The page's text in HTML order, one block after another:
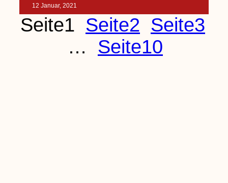
12 Januar, 2021
Seite1 Seite2 Seite3
…
Seite10